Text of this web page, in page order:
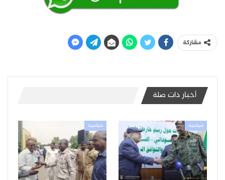
مشاركة
أخبار ذات صلة
سياسية سياسية